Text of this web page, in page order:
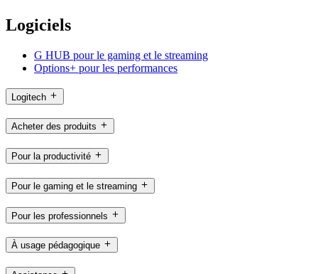
Logiciels
G HUB pour le gaming et le streaming
Options+ pour les performances
Logitech
Acheter des produits
Pour la productivité
Pour le gaming et le streaming
Pour les professionnels
À usage pédagogique